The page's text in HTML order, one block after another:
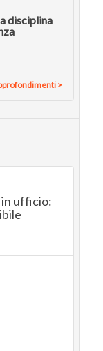
disciplina
>
ufficio: